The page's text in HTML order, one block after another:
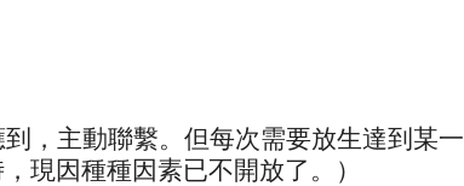
，主動聯繫。但每次需要放生達到某一
現因種種因素已不開放了。）